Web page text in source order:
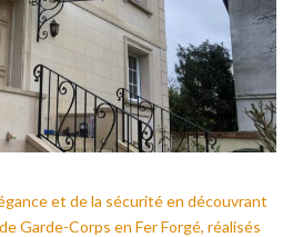
et de la sécurité en découvrant
Garde-Corps en Fer Forgé, réalisés